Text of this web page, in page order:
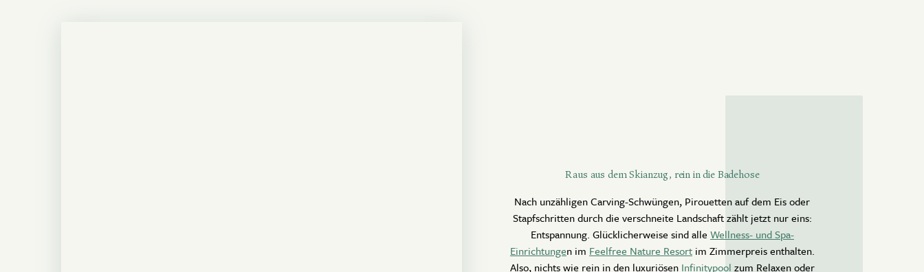
Raus aus dem Skianzug, rein in die Badehose
Nach unzähligen Carving-Schwüngen, Pirouetten auf dem Eis oder
Stapfschritten durch die verschneite Landschaft zählt jetzt nur eins:
Entspannung. Glücklicherweise sind alle Wellness- und Spa-
Einrichtungen im Feelfree Nature Resortim Zimmerpreis enthalten.
Also, nichts wie rein in den luxuriösen Infinitypool zum Relaxen oder